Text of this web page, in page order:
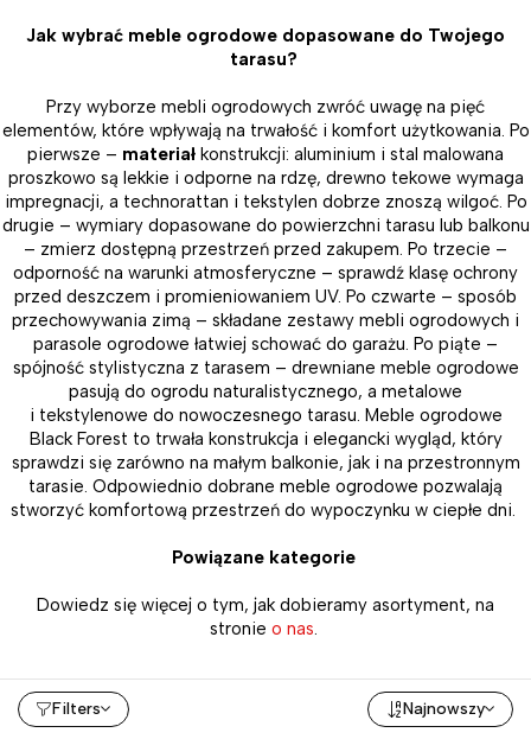
Filters Najnowszy
Jak wybrać meble ogrodowe dopasowane do Twojego
tarasu?
Przy wyborze mebli ogrodowych zwróć uwagę na pięć
elementów, które wpływają na trwałość i komfort użytkowania. Po
pierwsze – materiał konstrukcji: aluminium i stal malowana
proszkowo są lekkie i odporne na rdzę, drewno tekowe wymaga
impregnacji, a technorattan i tekstylen dobrze znoszą wilgoć. Po
drugie – wymiary dopasowane do powierzchni tarasu lub balkonu
– zmierz dostępną przestrzeń przed zakupem. Po trzecie –
odporność na warunki atmosferyczne – sprawdź klasę ochrony
przed deszczem i promieniowaniem UV. Po czwarte – sposób
przechowywania zimą – składane zestawy mebli ogrodowych i
parasole ogrodowe łatwiej schować do garażu. Po piąte –
spójność stylistyczna z tarasem – drewniane meble ogrodowe
pasują do ogrodu naturalistycznego, a metalowe
i tekstylenowe do nowoczesnego tarasu. Meble ogrodowe
Black Forest to trwała konstrukcja i elegancki wygląd, który
sprawdzi się zarówno na małym balkonie, jak i na przestronnym
tarasie. Odpowiednio dobrane meble ogrodowe pozwalają
stworzyć komfortową przestrzeń do wypoczynku w ciepłe dni.
Powiązane kategorie
Dowiedz się więcej o tym, jak dobieramy asortyment, na
stronie o nas.